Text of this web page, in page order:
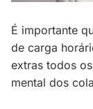
É importante
de carga
extras todos
mental dos